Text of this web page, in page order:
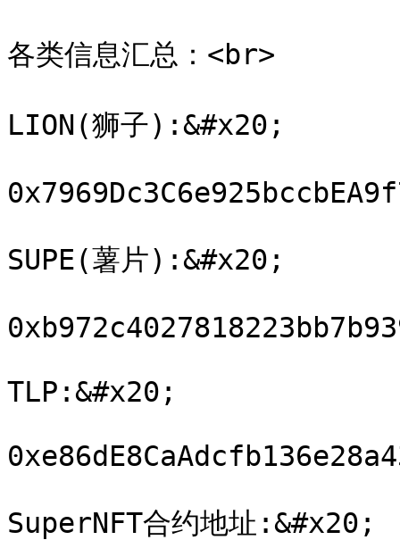
各类信息汇总：<br>
LION(狮子):&#x20;
SUPE(薯片):&#x20;
TLP:&#x20;
SuperNFT合约地址:&#x20;